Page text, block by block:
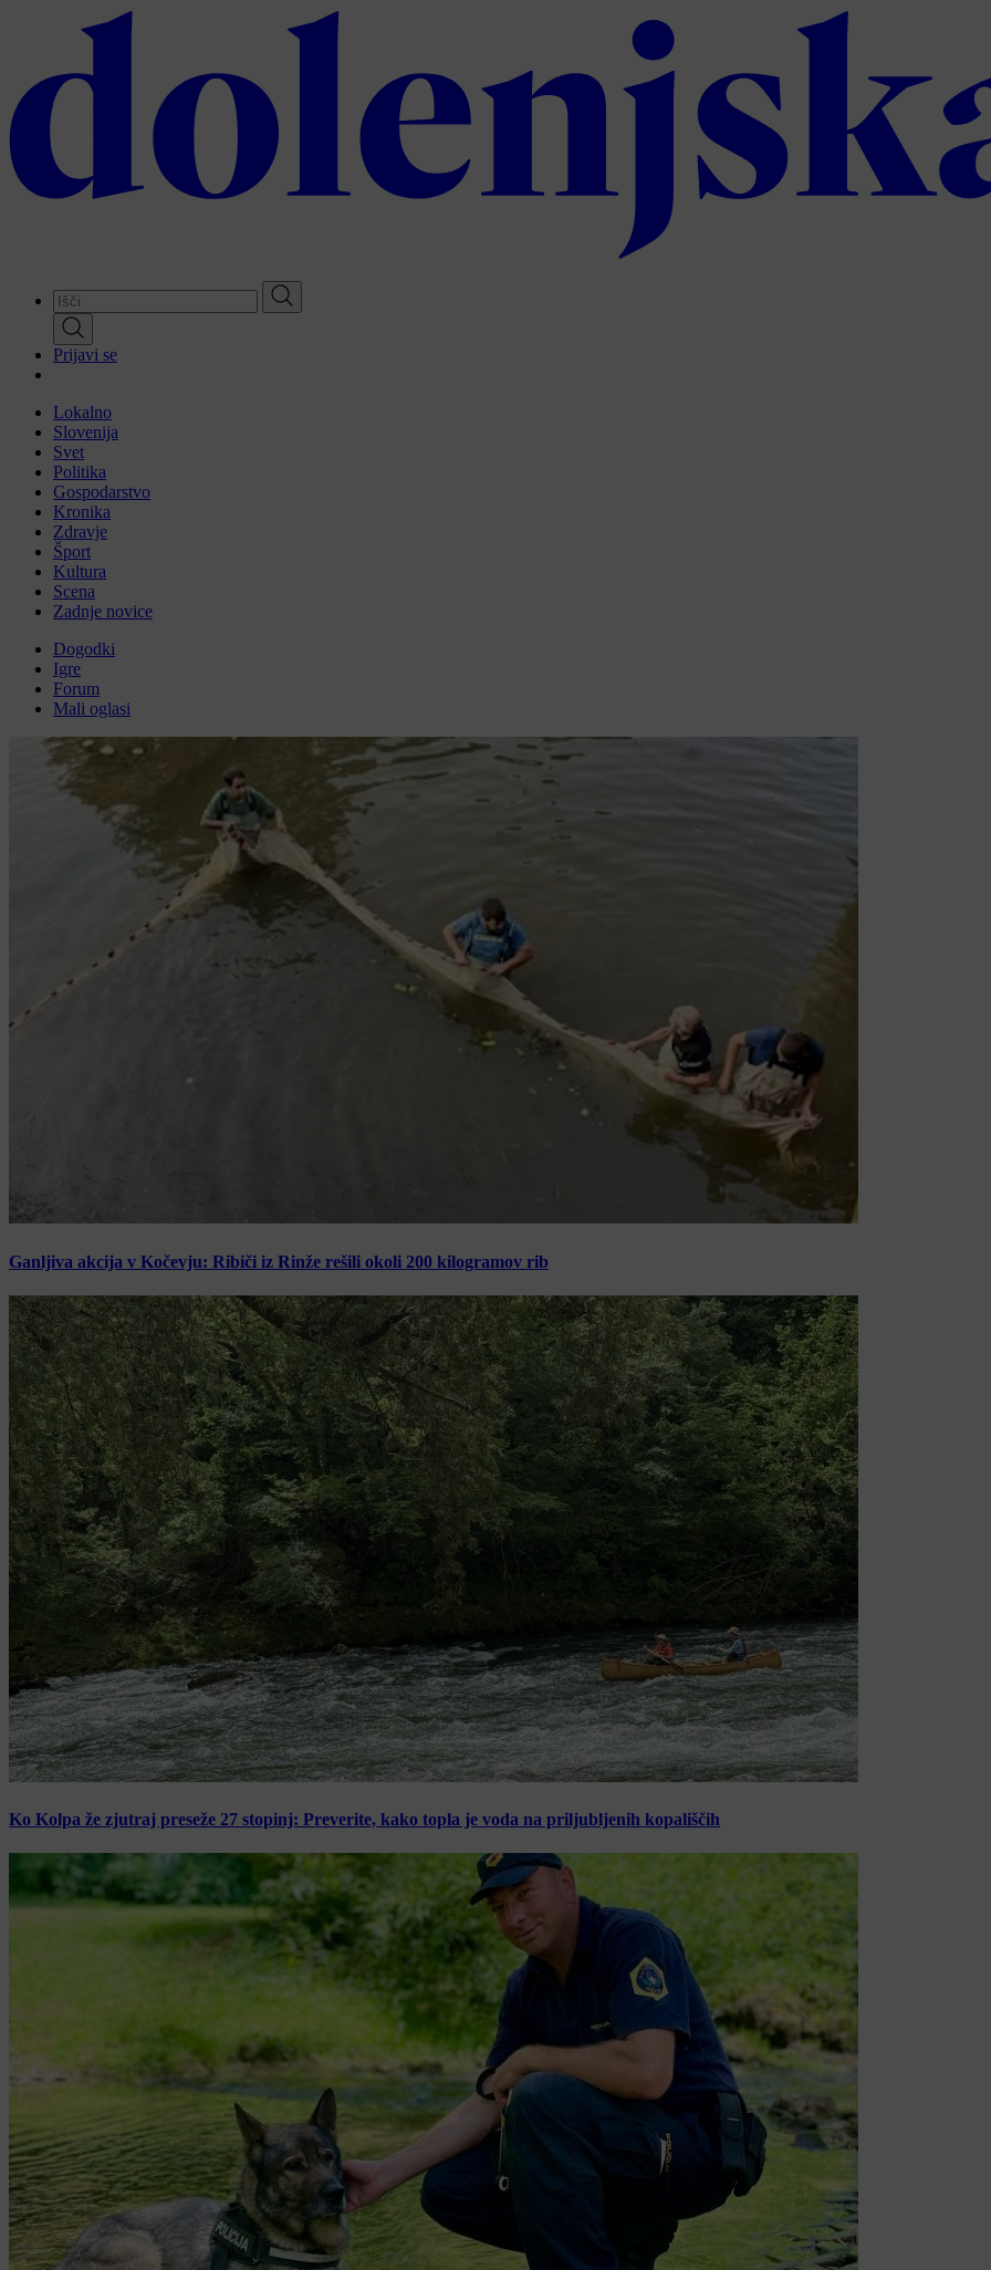
content
Prijavi se
Lokalno
Slovenija
Svet
Politika
Gospodarstvo
Kronika
Zdravje
Šport
Kultura
Scena
Zadnje novice
Dogodki
Igre
Forum
Mali oglasi
Ganljiva akcija v Kočevju: Ribiči iz Rinže rešili okoli 200 kilogramov rib
Ko Kolpa že zjutraj preseže 27 stopinj: Preverite, kako topla je voda na priljubljenih kopališčih